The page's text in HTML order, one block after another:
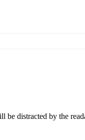
be distracted by the